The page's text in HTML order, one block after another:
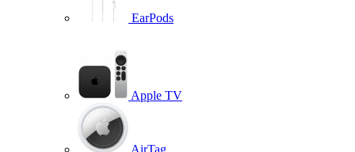
EarPods
Apple TV